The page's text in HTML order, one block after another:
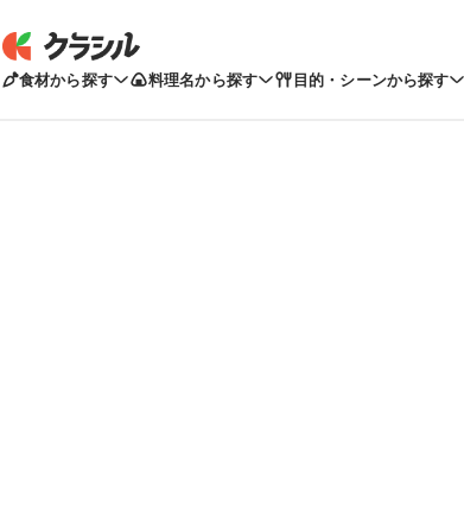
食材から探す 料理名から探す 目的・シーンから探す